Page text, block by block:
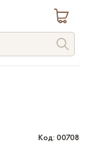
Код: 00708